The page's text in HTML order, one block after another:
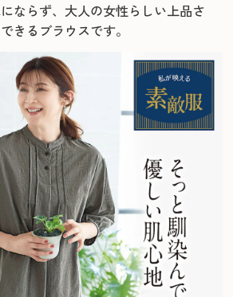
ならず、大人の女性らしい上品さ
きるブラウスです。